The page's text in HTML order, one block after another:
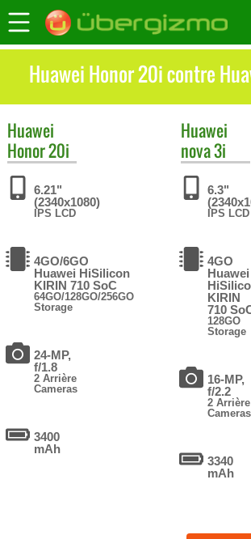
Huawei Honor 20i contre
Huawei
Honor 20i
6.21"
(2340x1080)
IPS LCD
4GO/6GO
Huawei HiSilicon
KIRIN 710 SoC
64GO/128GO/256GO
Storage
24-MP,
f/1.8
2 Arrière
Cameras
3400
mAh
Huawei
nova 3i
6.3"
IPS LCD
4GO
Huawei
KIRIN
710
128GO
Storage
16-MP,
f/2.2
2 Arrière
Cameras
3340
mAh